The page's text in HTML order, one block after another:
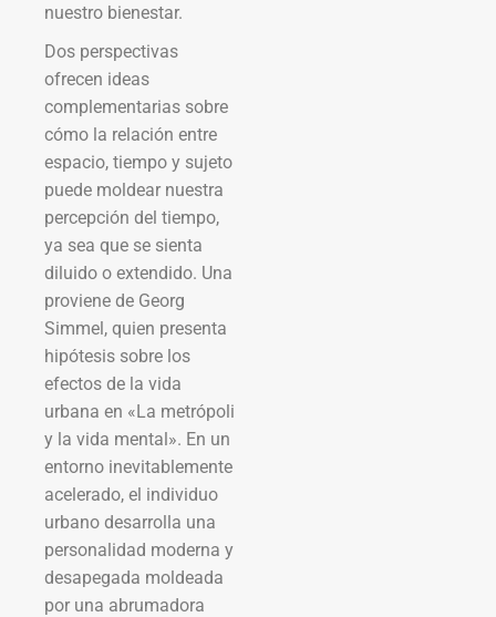
nuestro bienestar.
Dos perspectivas
ofrecen ideas
complementarias sobre
cómo la relación entre
espacio, tiempo y sujeto
puede moldear nuestra
percepción del tiempo,
ya sea que se sienta
diluido o extendido. Una
proviene de Georg
Simmel, quien presenta
hipótesis sobre los
efectos de la vida
urbana en «La metrópoli
y la vida mental». En un
entorno inevitablemente
acelerado, el individuo
urbano desarrolla una
personalidad moderna y
desapegada moldeada
por una abrumadora